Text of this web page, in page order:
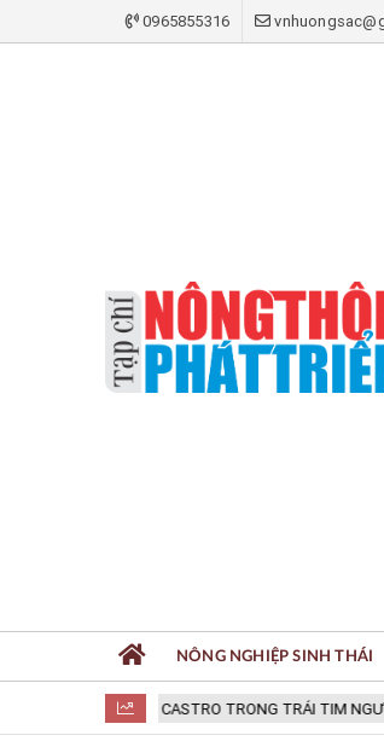
0965855316
FIDEL CASTRO TRONG TRÁI TIM NGƯỜI
NÔNG NGHIỆP SINH THÁI